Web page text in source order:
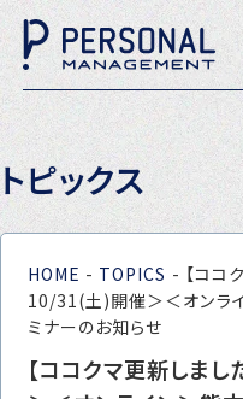
ホーム
パーソナル・
会社概要
採用情報
トピックス
トピックス
HOME - TOPICS - 【ココ
10/31(土)開催＞＜オンラ
ミナーのお知らせ
【ココクマ更新しま